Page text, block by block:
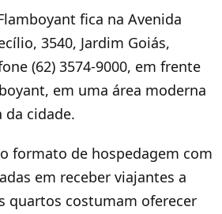
fica na Avenida
3540, Jardim Goiás,
(62) 3574-9000, em frente
em uma área moderna
da cidade.
formato de hospedagem com
em receber viajantes a
quartos costumam oferecer